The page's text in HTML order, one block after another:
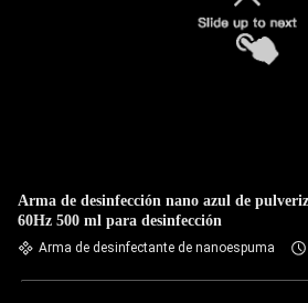
Arma de desinfección nano azul de
60Hz 500 ml para desinfección
Arma de desinfectante de nanoespuma